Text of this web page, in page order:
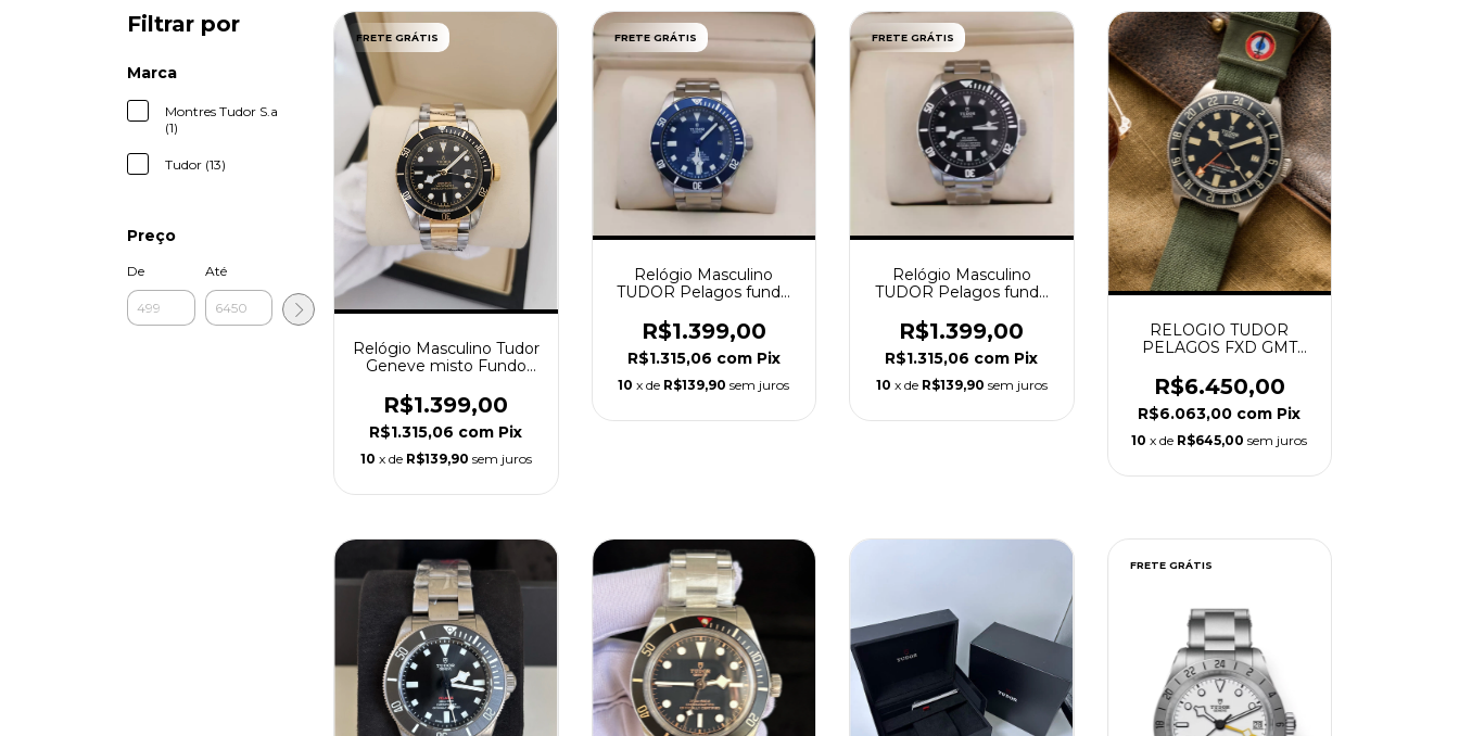
Filtrar por
Marca
Montres Tudor S.a
(1)
Tudor (13)
Preço
De Até
FRETE GRÁTIS
Relógio Masculino Tudor
Geneve misto Fundo
R$1.399,00
R$1.315,06 com Pix
10 x de R$139,90 sem juros
FRETE GRÁTIS
Relógio Masculino
TUDOR Pelagos fundo
R$1.399,00
R$1.315,06 com Pix
10 x de R$139,90 sem juros
FRETE GRÁTIS
Relógio Masculino
TUDOR Pelagos fundo
R$1.399,00
R$1.315,06 com Pix
10 x de R$139,90 sem juros
RELOGIO TUDOR
PELAGOS FXD GMT
R$6.450,00
R$6.063,00 com Pix
10 x de R$645,00 sem juros
FRETE GRÁTIS